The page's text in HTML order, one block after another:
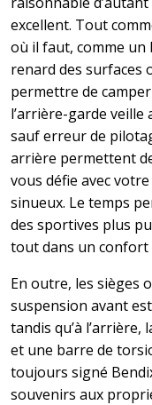
excellent. Tout
où il faut, comme
renard des surfaces
permettre de
l’arrière-garde veille
sauf erreur de
arrière permettent
vous défie avec
sinueux. Le temps
des sportives plus
tout dans un confort
En outre, les sièges
suspension avant
tandis qu’à
et une barre de
toujours signé
souvenirs aux